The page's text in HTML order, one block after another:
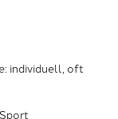
individuell, oft